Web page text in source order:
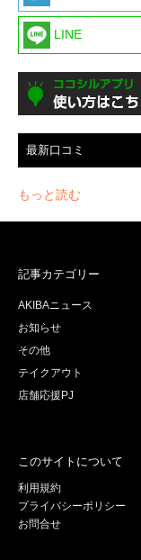
LINE
最新口コミ
もっと読む
記事カテゴリー
AKIBAニュース
お知らせ
その他
テイクアウト
店舗応援PJ
このサイトについて
利用規約
プライバシーポリシー
お問合せ